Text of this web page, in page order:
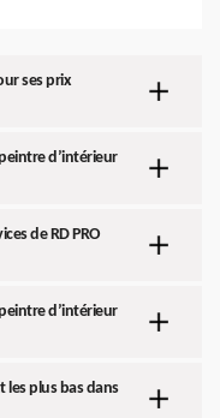
ses prix
d’intérieur
de RD PRO
d’intérieur
les plus bas dans